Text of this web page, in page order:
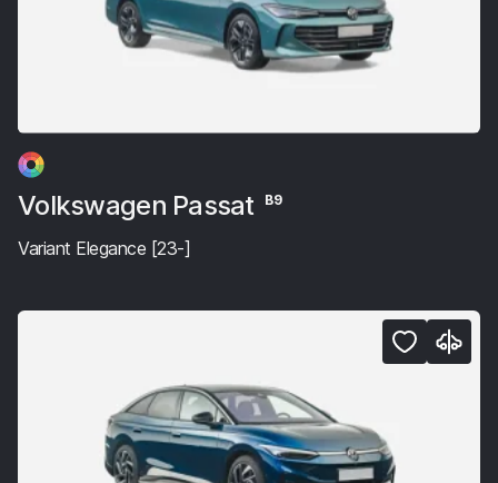
Volkswagen Passat B9
Variant Elegance [23-]